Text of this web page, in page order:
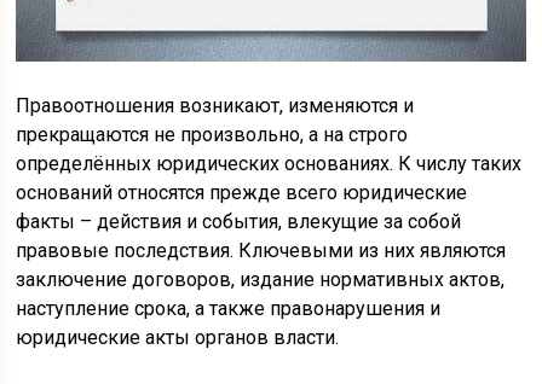
Правоотношения возникают, изменяются и
прекращаются не произвольно, а на строго
определённых юридических основаниях. К числу таких
оснований относятся прежде всего юридические
факты – действия и события, влекущие за собой
правовые последствия. Ключевыми из них являются
заключение договоров, издание нормативных актов,
наступление срока, а также правонарушения и
юридические акты органов власти.